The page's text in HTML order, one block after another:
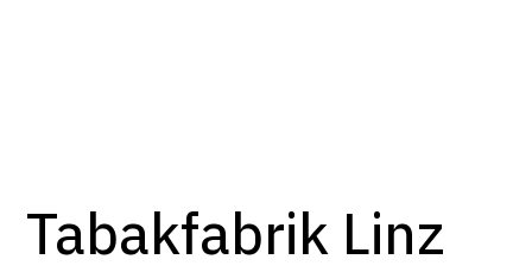
Tabakfabrik Linz